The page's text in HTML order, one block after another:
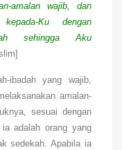
amalan wajib, dan
Ku dengan
sehingga Aku
ibadah yang wajib,
amalan-
sesuai dengan
ia adalah orang yang
sedekah. Apabila ia